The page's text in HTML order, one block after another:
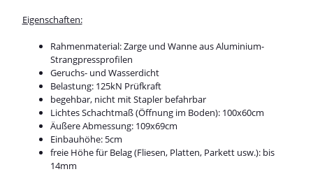
Eigenschaften:
Rahmenmaterial: Zarge und Wanne aus Aluminium-
Strangpressprofilen
Geruchs- und Wasserdicht
Belastung: 125kN Prüfkraft
begehbar, nicht mit Stapler befahrbar
Lichtes Schachtmaß (Öffnung im Boden): 100x60cm
Äußere Abmessung: 109x69cm
Einbauhöhe: 5cm
freie Höhe für Belag (Fliesen, Platten, Parkett usw.): bis
14mm